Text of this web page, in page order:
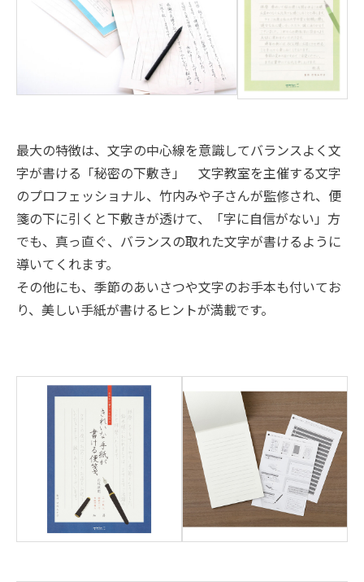
最大の特徴は、文字の中心線を意識してバランスよく文
字が書ける「秘密の下敷き」 文字教室を主催する文字
のプロフェッショナル、竹内みや子さんが監修され、便
箋の下に引くと下敷きが透けて、「字に自信がない」方
でも、真っ直ぐ、バランスの取れた文字が書けるように
導いてくれます。
その他にも、季節のあいさつや文字のお手本も付いてお
り、美しい手紙が書けるヒントが満載です。